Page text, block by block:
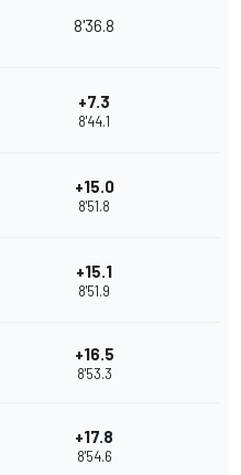
8'36.8
+7.3
8'44.1
+15.0
8'51.8
+15.1
8'51.9
+16.5
8'53.3
+17.8
8'54.6